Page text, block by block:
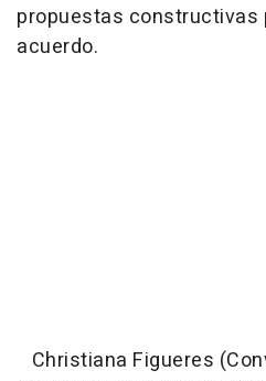
propuestas constructivas
acuerdo.
Christiana Figueres